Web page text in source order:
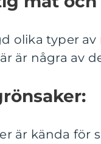
olika typer
är några av
är kända för